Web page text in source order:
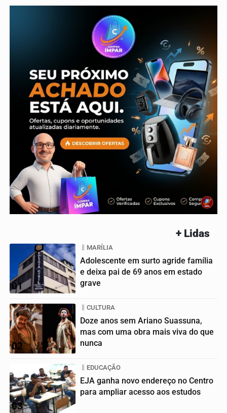
+ Lidas
01
MARÍLIA
Adolescente em surto agride família
e deixa pai de 69 anos em estado
grave
02
CULTURA
Doze anos sem Ariano Suassuna,
mas com uma obra mais viva do que
nunca
03
EDUCAÇÃO
EJA ganha novo endereço no Centro
para ampliar acesso aos estudos